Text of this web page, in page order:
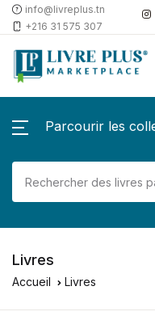
info@livreplus.tn
+216 31 575 307
Parcourir les
Livres
Accueil Livres